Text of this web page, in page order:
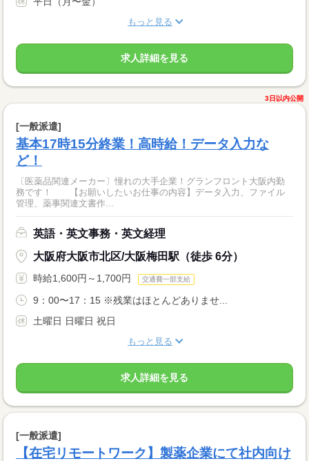
もっと見る
求人詳細を見る
3日以内公開
[一般派遣]
基本17時15分終業！高時給！データ入力な
ど！
〔医薬品関連メーカー〕憧れの大手企業！グランフロント大阪内勤
務です！ 【お願いしたいお仕事の内容】データ入力、ファイル
管理、薬事関連文書作...
英語・英文事務・英文経理
大阪府大阪市北区/大阪梅田駅（徒歩 6分）
時給1,600円～1,700円 交通費一部支給
9：00〜17：15 ※残業はほとんどありませ...
土曜日 日曜日 祝日
もっと見る
求人詳細を見る
[一般派遣]
【在宅リモートワーク】製薬企業にて社内向け